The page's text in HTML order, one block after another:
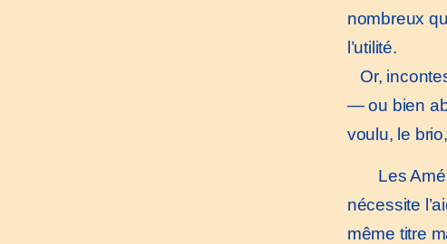
nombreux
l’utilité.
Or,
— ou bien
voulu, le
Les
nécessite
même titre